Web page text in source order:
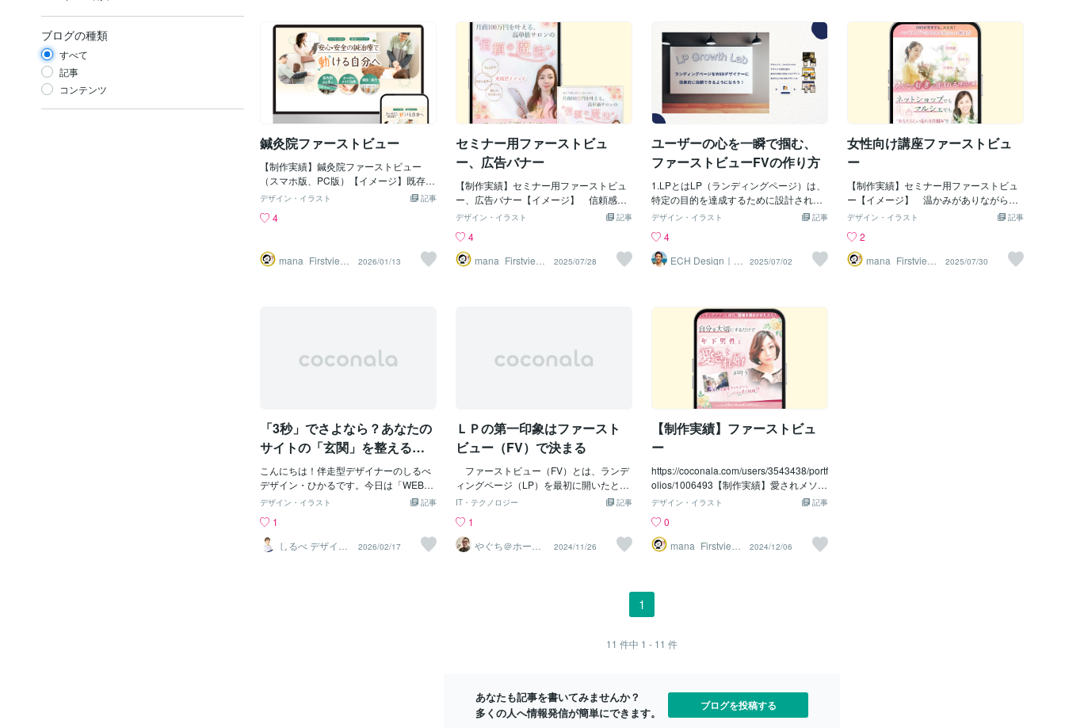
ブログの種類
すべて
記事
コンテンツ
い」ということです。実際に、見せ方や
デザインが変わることで、お客様の反応
や集客が大きく変わる場面をたくさん見
てきました。その経験から、“ただ作るだ
け”ではなく、「想いや魅力がしっかり伝
わるデザイン」を大切にしながら制作を
行っています。特に、・初めて依頼され
る方にも安心していただけること・丁寧
なヒアリングを心がけること・イメージ
ことを大切にしています。「デザインを
お願いするのが初めてで不安…」という
方にも、できるだけ分かりやすく丁寧に
対応させていただきます。美容系・女性
になれれば嬉しいです。これから、私の
販売しているサービスについてを含めて
る】だけでなく、「なぜこれを作りたい
のか？」「その先にある本当の目的（集
客、売上、認知など）は何か？」を徹底
的にヒアリングし、自分事として考える
ようにしています。これまで私は、化粧
品販売の現場で店長として接客や売場づ
くりに携わり、​また美容サロンの経営サ
ポートの営業として、サロン様の集客や
販促のお手伝いをしてきました。​その経
験を通して、強く感じたのは美容業界の
サービスや商品には、人の魅力や想いが
たくさん詰まっているということです。​​​
しかし、その魅力がうまく伝わらず、
「本当はもっと良い商品・サービスなの
ました。​​​だからこそ私は、その魅力や想
いをしっかり伝え、選ばれる商品やサロ
ンを届たいという想いで今の私のスタイ
いけれど、相談してもいいのかな…？」
という段階でも大歓迎です！まずはあな
ロー」をしていただけると嬉しいです🦢
💫あなたの第一歩を
をわかりやすく解説します。1.ファース
トビューとは？ファーストビューとは、
ページを開いたときにスクロールせずに
最初に見える画面のことです。訪問者は
ページを開いた瞬間の3秒以内に「このペ
ージを読み続けるかどうか」を無意識に
判断しています。つまりファーストビュ
ーはLPの中で最も重要な部分と言っても
過言ではありません。2.なぜファースト
ビューが重要なのか数字で見るとその重
要性がよくわかります。訪問者の多くは
ファーストビューだけ見てページを閉じ
てしまいます。せっかく広告費をかけて
集客しても、ファーストビューで離脱さ
ファーストビューで「自分のことだ」と
感じてもらえれば、そのままスクロール
して読み進めてもらえます。3.売れるフ
ーストビューの中で最も重要な要素で
す。良いキャッチコピーには2つの条件が
あります。1つ目はターゲットが「自分の
ことだ」と感じること。「産後太りに悩
む30代のママへ」のように、ターゲット
を明確にした言葉を入れることで刺さる
キャッチコピーになります。2つ目はベネ
フィットが伝わること。「〇〇ができる
ようになる」「〇〇が解決できる
でくれるとは限らないからです。「自分
に関係ありそうかな？」「なんか良さそ
うかな？」「読む価値ありそうかな？」
そんなことを、かなり短い時間で判断し
ています。なので、最初に表示されるフ
ァーストビューで「これは自分向けか
も」「もう少し見てみよう」と思っても
らえるかどうかが、とても大切です。フ
ァーストビューで伝えたいことファース
に向けた商品、サービスなのか・どんな
悩みを解決できるのか・どんな魅力やメ
リットがあるのか・信頼できそうか・次
ンがすごくおしゃれでも、「結局、何の
サービスなんだろう？」と思われてしま
うと、そこで離脱されてしまうこともあ
鍼灸院ファーストビュー
【制作実績】鍼灸院ファーストビュー
（スマホ版、PC版）【イメージ】既存サ
イト、ロゴに合わせたデザイン【制作範
のファーストビューを2サイズ制作させて
合わせたデザインです。安心感や、デジ
タルに特化した部分が伝わるように写真
reviews▶︎今回のようなファーストビュー
デザイン制作はこちら▶︎ペライチを使っ
記事
デザイン・イラスト
4
mana_Firstview 2026/01/13
セミナー用ファーストビュ
ー、広告バナー
【制作実績】セミナー用ファーストビュ
ー、広告バナー【イメージ】 信頼感・
高級感・清潔感【制作範囲】・ファース
バックエンド商品である講座LPのファー
ストビューと広告バナーをセットでご依
頼いただきました。バナーとLPのデザイ
す。【販売実績200件超え！実績はこち
ら】https://coconala.com/users/3543438/
のようなファーストビューデザイン制作
はこちら▶︎ファーストビュー＋ペライチ
制作はこちら
記事
デザイン・イラスト
4
mana_Firstview
2025/07/28
ユーザーの心を一瞬で掴む、
ファーストビューFVの作り方
1.LPとはLP（ランディングページ）は、
特定の目的を達成するために設計された
ウェブページです。 ランディング＝Land
ジからやってきて着地するイメージから
ランディングページと呼ばれています。
サイトに掲載されるページであることか
スワイプするSNSのような形式のスワイ
プ型LPもあります。 例えば、商品やサー
ビスの購入、問い合わせ、資料請求な
ど、具体的なアクションを促す役割を果
たします。2.LPの構成パーツLPの構成パ
ーツとして以下のようなものがありま
す。 ①FV（ファーストビュー） - プリヘ
ッド - ヘッドライン - デックコピー ②オ
ープニング ③ボディーコピー - 商品説明
クロージング - CTA - 追伸(P.S) 私のブロ
グ「成功するビジネスの鍵：ランディン
グページLPとは？ 」ではLPについて全
今回は「①FV（ファーストビュー）」に
絞って伝えていきます。3.そもそもファ
ーストビューとは？ファーストビューと
ば「サイトの顔」。 わずか3秒以内に
断をされる重要なエリアです。 PC・ス
記事
デザイン・イラスト
4
ECH Design｜た
2025/07/02
女性向け講座ファーストビュ
ー
【制作実績】セミナー用ファーストビュ
ー【イメージ】 温かみがありながらも
洗練されたデザイン大人の女性が共感し
範囲】・ファーストビューデザインハン
ドメイド作家様向け講座LPのファースト
ビュー制作をご依頼いただきました。タ
記事
デザイン・イラスト
2
mana_Firstview
2025/07/30
「3秒」でさよなら？あなたの
サイトの「玄関」を整える魔
法
こんにちは！伴走型デザイナーのしるべ
デザイン・ひかるです。今日は「WEBサ
イトの玄関」をお話しします。皆さん
き、どれくらいの時間で「読むか、戻る
か」を決めていますか？実は、多くはそ
の時間はわずか「3秒」と言われていま
記事
デザイン・イラスト
1
しるべ デザイン
｜WEB×印刷デ
2026/02/17
ＬＰの第一印象はファースト
ビュー（FV）で決まる
ファーストビュー（FV）とは、ランデ
ィングページ（LP）を最初に開いたとき
に画面をスクロールせず見える範囲のこ
なセクションです。 よいFVは信頼感や
安心感を印象づけ、ページを読み進めた
くなる気持ちにさせます。一方で、イマ
的インパクトを与えるビジュアル 魅力
やイラストを配置することで、「このLP
には一見の価値がある」と感じさせるの
記事
IT・テクノロジー
1
やぐち＠ホーム
ページ制作
2024/11/26
【制作実績】ファーストビュ
ー
https://coconala.com/users/3543438/portf
olios/1006493【制作実績】愛されメソッ
ドLPファーストビュー【ターゲット】女
デザイン（スマホ）・キャッチコピーの
ご提案原状のLPやSNS発信を拝見し、よ
り訴求力の高いキャッチコピーをご提案
はこちら▼LP制作のご依頼は
記事
デザイン・イラスト
0
mana_Firstview
2024/12/06
1
11 件中 1 - 11 件
あなたも記事を書いてみませんか？
多くの人へ情報発信が簡単にできます。
ブログを投稿する